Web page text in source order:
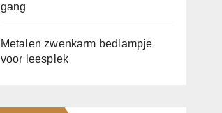
gang
Metalen zwenkarm bedlampje
voor leesplek